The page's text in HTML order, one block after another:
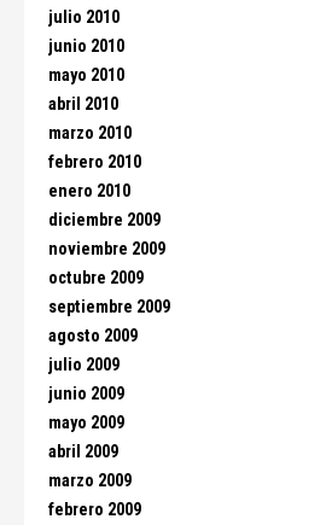
julio 2010
junio 2010
mayo 2010
abril 2010
marzo 2010
febrero 2010
enero 2010
diciembre 2009
noviembre 2009
octubre 2009
septiembre 2009
agosto 2009
julio 2009
junio 2009
mayo 2009
abril 2009
marzo 2009
febrero 2009